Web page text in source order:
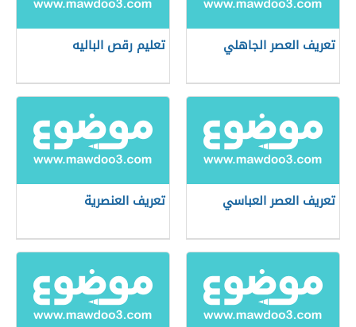
تعريف العصر الجاهلي تعليم رقص الباليه
تعريف العصر العباسي تعريف العنصرية